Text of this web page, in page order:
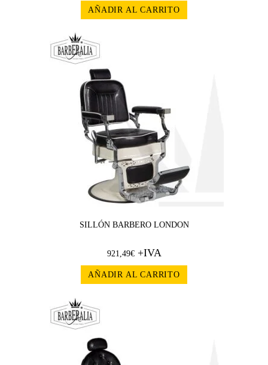
AÑADIR AL CARRITO
SILLÓN BARBERO LONDON
921,49€+IVA
AÑADIR AL CARRITO